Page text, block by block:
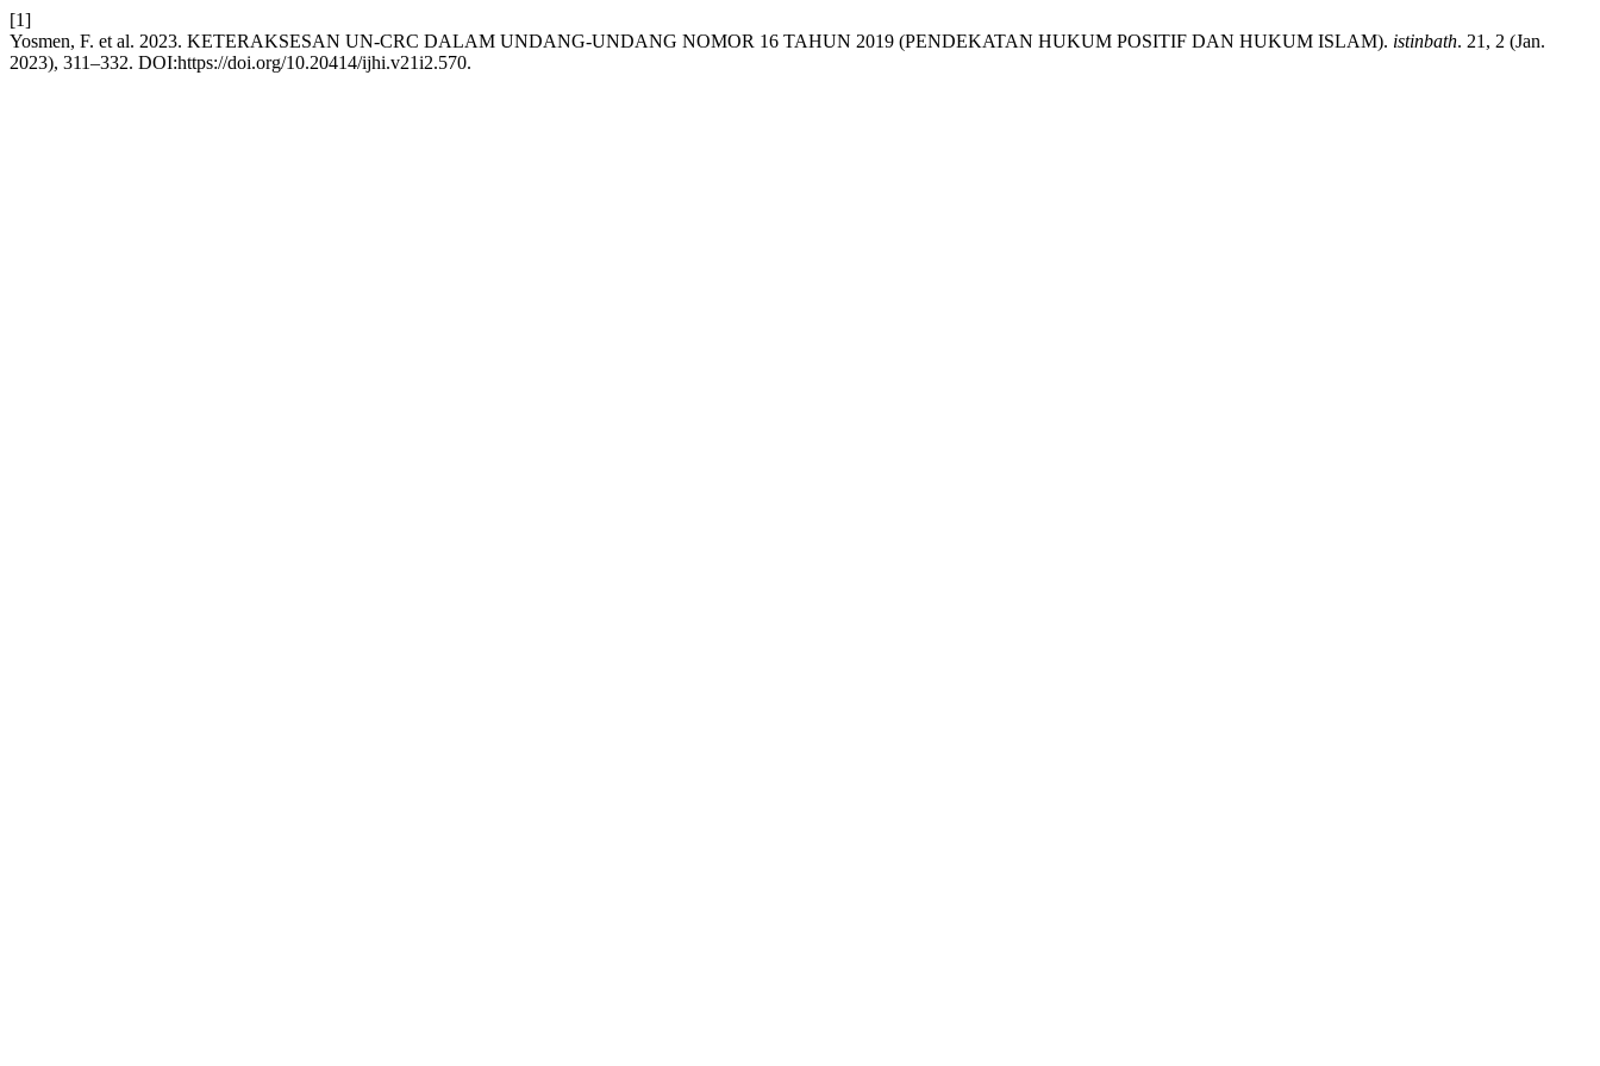
[1]
Yosmen, F. et al. 2023. KETERAKSESAN UN-CRC DALAM UNDANG-UNDANG NOMOR 16 TAHUN 2019 (PENDEKATAN HUKUM POSITIF DAN HUKUM ISLAM). istinbath. 21, 2 (Jan.
2023), 311–332. DOI:https://doi.org/10.20414/ijhi.v21i2.570.